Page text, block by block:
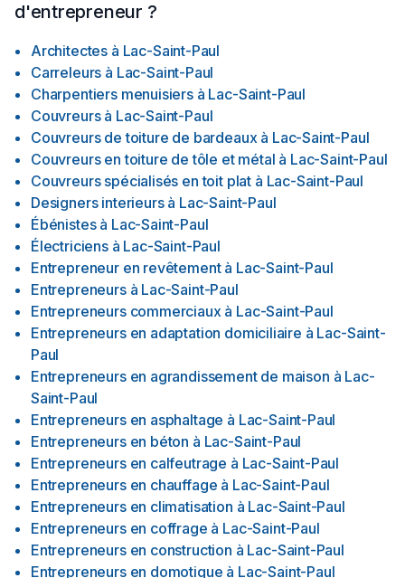
d'entrepreneur ?
Architectes à Lac-Saint-Paul
Carreleurs à Lac-Saint-Paul
Charpentiers menuisiers à Lac-Saint-Paul
Couvreurs à Lac-Saint-Paul
Couvreurs de toiture de bardeaux à Lac-Saint-Paul
Couvreurs en toiture de tôle et métal à Lac-Saint-Paul
Couvreurs spécialisés en toit plat à Lac-Saint-Paul
Designers interieurs à Lac-Saint-Paul
Ébénistes à Lac-Saint-Paul
Électriciens à Lac-Saint-Paul
Entrepreneur en revêtement à Lac-Saint-Paul
Entrepreneurs à Lac-Saint-Paul
Entrepreneurs commerciaux à Lac-Saint-Paul
Entrepreneurs en adaptation domiciliaire à Lac-Saint-
Paul
Entrepreneurs en agrandissement de maison à Lac-
Saint-Paul
Entrepreneurs en asphaltage à Lac-Saint-Paul
Entrepreneurs en béton à Lac-Saint-Paul
Entrepreneurs en calfeutrage à Lac-Saint-Paul
Entrepreneurs en chauffage à Lac-Saint-Paul
Entrepreneurs en climatisation à Lac-Saint-Paul
Entrepreneurs en coffrage à Lac-Saint-Paul
Entrepreneurs en construction à Lac-Saint-Paul
Entrepreneurs en domotique à Lac-Saint-Paul